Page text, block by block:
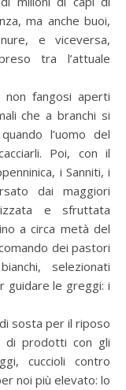
ma anche buoi,
e viceversa,
tra l’attuale
fangosi aperti
che a branchi si
l’uomo del
Poi, con il
i Sanniti, i
dai maggiori
e sfruttata
a circa metà del
dei pastori
selezionati
guidare le greggi: i
sosta per il riposo
di prodotti con gli
cuccioli contro
noi più elevato: lo